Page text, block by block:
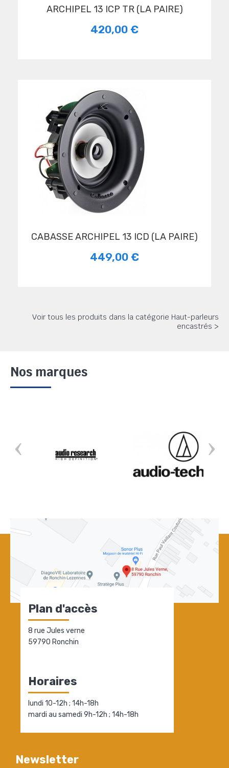
ARCHIPEL 13 ICP TR (LA PAIRE)
420,00 €
CABASSE ARCHIPEL 13 ICD (LA PAIRE)
449,00 €
Voir tous les produits dans la catégorie Haut-parleurs
encastrés >
Nos marques
Plan d'accès
8 rue Jules verne
59790 Ronchin
Horaires
lundi 10-12h ; 14h-18h
mardi au samedi 9h-12h ; 14h-18h
Newsletter